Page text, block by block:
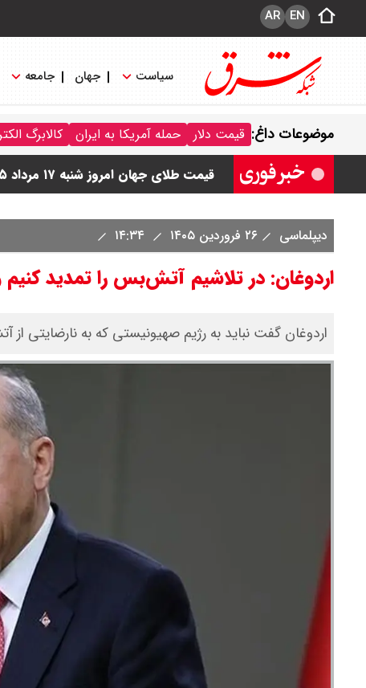
EN
AR
سیاست جهان جامعه
موضوعات داغ: قیمت دلار حمله آمریکا به ایران کالابرگ
قیمت سکه امامی امروز شنبه ۱۷ مرداد ۱۴۰۵ اعلام شد/ صعود قیمت سکه
قیمت نفت امروز شنبه ۱۷ مرداد ۱۴۰۵ / نفت صعودی شد + جدول
قیمت طلای جهان امروز شنبه ۱۷ مرداد ۱۴۰۵ / طلا صعودی شد + جدول
قیمت طلا ۲۴ عیار امروز شنبه ۱۷ مرداد ۱۴۰۵ اعلام شد/ جهش قیمت طلا
دیپلماسی ۲۶ فروردین ۱۴۰۵
اردوغان: در تلاشیم آتش‌بس را تمدید کنیم
اردوغان گفت نباید به رژیم صهیونیستی که به نارضایتی